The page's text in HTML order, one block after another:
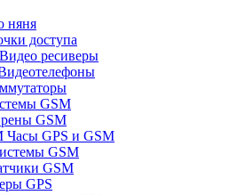
няня
доступа
Видео ресиверы
GSM
GSM
Часы GPS и GSM
GSM
GSM
GPS